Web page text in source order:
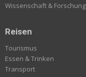
Wissenschaft & Forschung
Reisen
Tourismus
Essen & Trinken
Transport